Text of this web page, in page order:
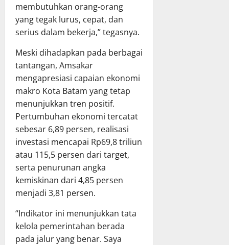
membutuhkan orang-orang
yang tegak lurus, cepat, dan
serius dalam bekerja,” tegasnya.
Meski dihadapkan pada berbagai
tantangan, Amsakar
mengapresiasi capaian ekonomi
makro Kota Batam yang tetap
menunjukkan tren positif.
Pertumbuhan ekonomi tercatat
sebesar 6,89 persen, realisasi
investasi mencapai Rp69,8 triliun
atau 115,5 persen dari target,
serta penurunan angka
kemiskinan dari 4,85 persen
menjadi 3,81 persen.
“Indikator ini menunjukkan tata
kelola pemerintahan berada
pada jalur yang benar. Saya